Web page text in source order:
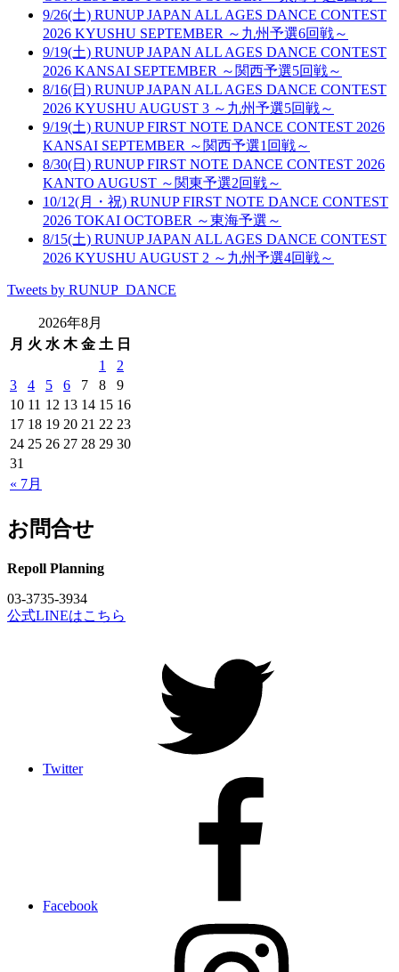
9/26(土) RUNUP JAPAN ALL AGES DANCE CONTEST
2026 KYUSHU SEPTEMBER ～九州予選6回戦～
9/19(土) RUNUP JAPAN ALL AGES DANCE CONTEST
2026 KANSAI SEPTEMBER ～関西予選5回戦～
8/16(日) RUNUP JAPAN ALL AGES DANCE CONTEST
2026 KYUSHU AUGUST 3 ～九州予選5回戦～
9/19(土) RUNUP FIRST NOTE DANCE CONTEST 2026
KANSAI SEPTEMBER ～関西予選1回戦～
8/30(日) RUNUP FIRST NOTE DANCE CONTEST 2026
KANTO AUGUST ～関東予選2回戦～
10/12(月・祝) RUNUP FIRST NOTE DANCE CONTEST
2026 TOKAI OCTOBER ～東海予選～
8/15(土) RUNUP JAPAN ALL AGES DANCE CONTEST
2026 KYUSHU AUGUST 2 ～九州予選4回戦～
Tweets by RUNUP_DANCE
2026年8月
月 火 水 木 金 土 日
« 7月
1
2
3
4 5 6 7 8
9
10 11 12 13 14 15 16
17 18 19 20 21 22 23
24 25 26 27 28 29 30
31
お問合せ
Repoll Planning
03-3735-3934
公式LINEはこちら
Twitter
Facebook